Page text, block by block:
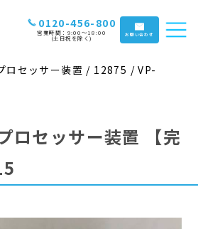
0120-456-800
営業時間：9:00〜18:00
(土日祝を除く) お問い合わせ
ロセッサー装置 / 12875 / VP-
ロセッサー装置
【完